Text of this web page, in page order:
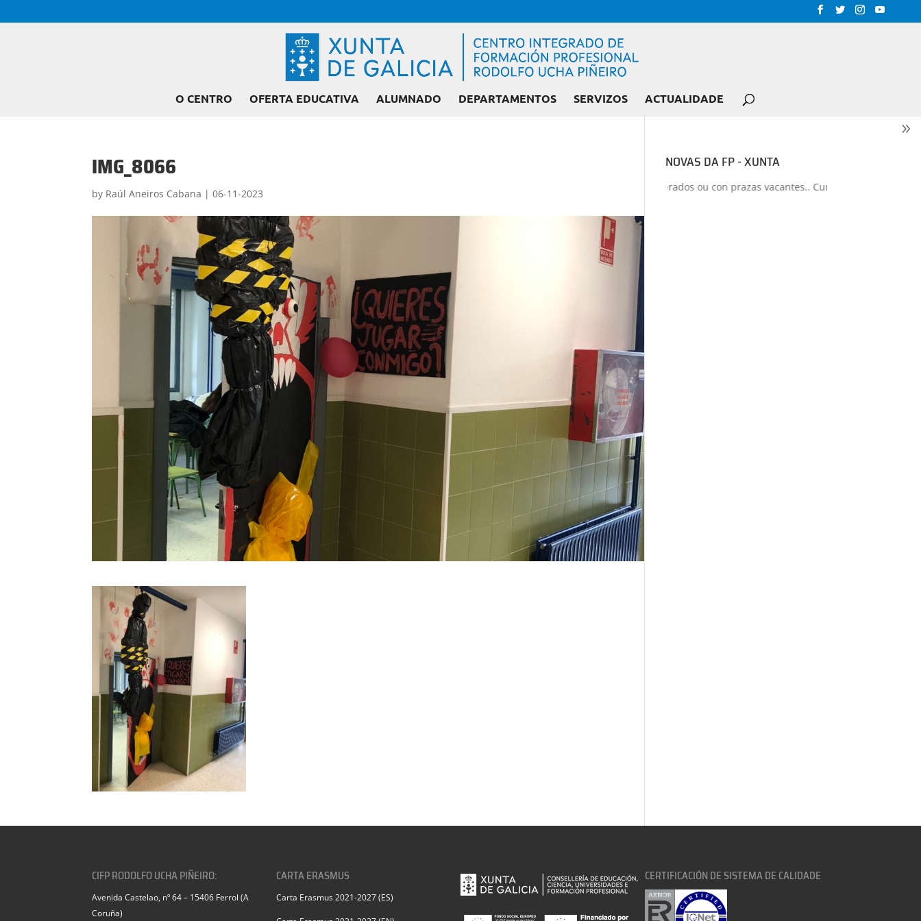
O CENTRO OFERTA EDUCATIVA ALUMNADO DEPARTAMENTOS SERVIZOS ACTUALIDADE
IMG_8066
by Raúl Aneiros Cabana |06-11-2023
NOVAS DA FP - XUNTA
Admisión FP: Ciclos liberados ou con prazas vacantes.. Curso 2026-2027
CIFP RODOLFO UCHA PIÑEIRO:
Avenida Castelao, nº 64 – 15406 Ferrol (A
Coruña)
CARTA ERASMUS
Carta Erasmus 2021-2027 (ES)
CERTIFICACIÓN DE SISTEMA DE CALIDADE